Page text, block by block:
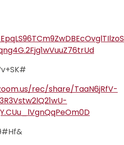
rec/share/TaaN6jRfV-